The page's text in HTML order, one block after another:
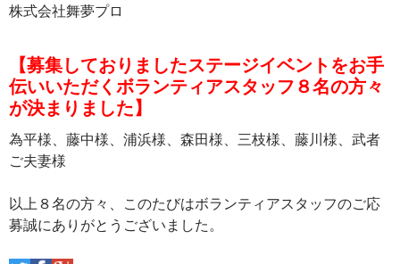
株式会社舞夢プロ
【募集しておりましたステージイベントをお手
伝いいただくボランティアスタッフ８名の方々
が決まりました】
為平様、藤中様、浦浜様、森田様、三枝様、藤川様、武者
ご夫妻様
以上８名の方々、このたびはボランティアスタッフのご応
募誠にありがとうございました。